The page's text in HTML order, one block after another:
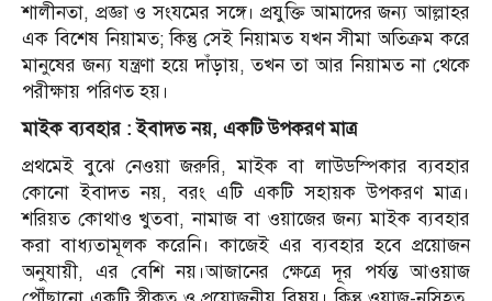
শালীনতা, প্রজ্ঞা ও সংযমের সঙ্গে। প্রযুক্তি আমাদের জন্য আল্লাহর
এক বিশেষ নিয়ামত; কিন্তু সেই নিয়ামত যখন সীমা অতিক্রম করে
মানুষের জন্য যন্ত্রণা হয়ে দাঁড়ায়, তখন তা আর নিয়ামত না থেকে
পরীক্ষায় পরিণত হয়।
মাইক ব্যবহার : ইবাদত নয়, একটি উপকরণ মাত্র
প্রথমেই বুঝে নেওয়া জরুরি, মাইক বা লাউডস্পিকার ব্যবহার
কোনো ইবাদত নয়, বরং এটি একটি সহায়ক উপকরণ মাত্র।
শরিয়ত কোথাও খুতবা, নামাজ বা ওয়াজের জন্য মাইক ব্যবহার
করা বাধ্যতামূলক করেনি। কাজেই এর ব্যবহার হবে প্রয়োজন
অনুযায়ী, এর বেশি নয়।আজানের ক্ষেত্রে দূর পর্যন্ত আওয়াজ